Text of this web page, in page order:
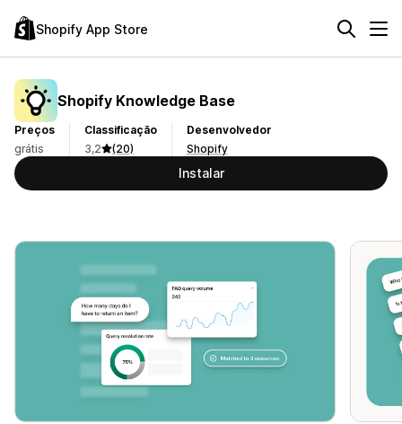
Shopify App Store
Shopify Knowledge Base
Preços
grátis
Classificação
3,2
(20)
Desenvolvedor
Shopify
Instalar